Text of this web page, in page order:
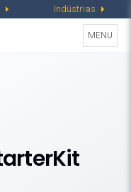
Indústrias
Toggle
MENU